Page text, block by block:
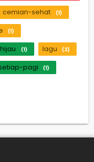
cemian-sehat (1)
(1)
(1) lagu (2)
pagi (1)